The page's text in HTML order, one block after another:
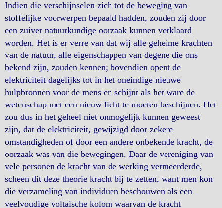
Indien die verschijnselen zich tot de beweging van
stoffelijke voorwerpen bepaald hadden, zouden zij door
een zuiver natuurkundige oorzaak kunnen verklaard
worden. Het is er verre van dat wij alle geheime krachten
van de natuur, alle eigenschappen van degene die ons
bekend zijn, zouden kennen; bovendien opent de
elektriciteit dagelijks tot in het oneindige nieuwe
hulpbronnen voor de mens en schijnt als het ware de
wetenschap met een nieuw licht te moeten beschijnen. Het
zou dus in het geheel niet onmogelijk kunnen geweest
zijn, dat de elektriciteit, gewijzigd door zekere
omstandigheden of door een andere onbekende kracht, de
oorzaak was van die bewegingen. Daar de vereniging van
vele personen de kracht van de werking vermeerderde,
scheen dit deze theorie kracht bij te zetten, want men kon
die verzameling van individuen beschouwen als een
veelvoudige voltaische kolom waarvan de kracht